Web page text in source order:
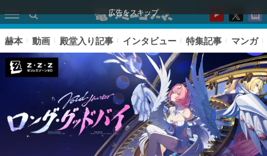
広告をスキップ
赫本 動画 殿堂入り記事 インタビュー 特集記事 マンガ